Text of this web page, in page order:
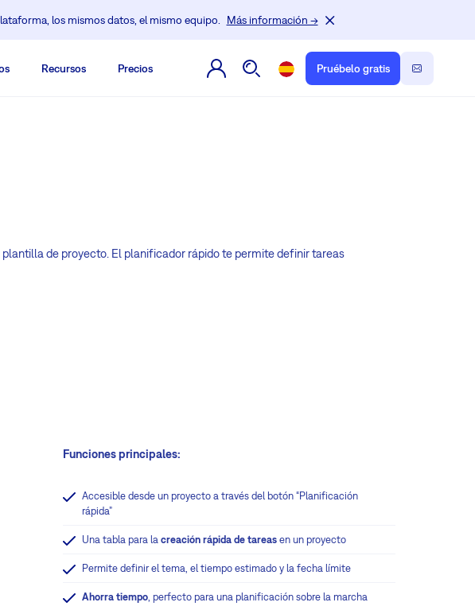
los mismos datos, el mismo equipo. Más información →
Recursos Precios Pruébelo gratis
plantilla de proyecto. El planificador rápido te permite definir tareas
Funciones principales:
Accesible desde un proyecto a través del botón “Planificación
rápida”
Una tabla para lacreación rápida de tareas en un proyecto
Permite definir el tema, el tiempo estimado y la fecha límite
Ahorra tiempo , perfecto para una planificación sobre la marcha